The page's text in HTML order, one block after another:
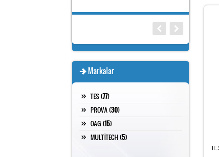
Markalar
TES (77)
PROVA (30)
OAG (15)
MULTİTECH (5)